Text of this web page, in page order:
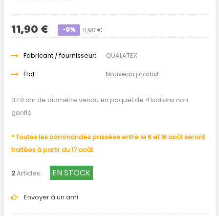
11,90 €
11,90 € -0%
Fabricant / fournisseur:
QUALATEX
État :
Nouveau produit
37.8 cm de diamètre vendu en paquet de 4 ballons non
gonflé
* Toutes les commandes passées entre le 6 et 16 août seront
traitées à partir du 17 août.
2Articles EN STOCK
Envoyer à un ami